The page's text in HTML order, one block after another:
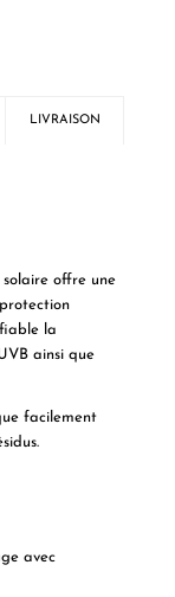
LIVRAISON
offre une
la
ainsi que
facilement
avec